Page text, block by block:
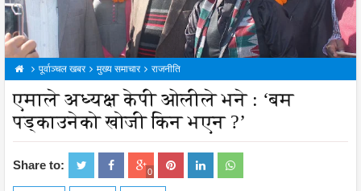
पूर्वाञ्चल खबर मुख्य समाचार राजनीति
एमाले अध्यक्ष केपी ओलीले भने : ‘बम
पड्काउनेको खोजी किन भएन ?’
Share to: 0